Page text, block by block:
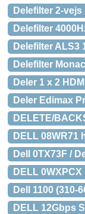
Delefilter 2-
Delefilter
Delefilter ALS3
Delefilter
Deler 1 x 2
Deler Edimax
DELETE/
DELL 08WR71
Dell 0TX73F /
DELL
Dell 1100 (310-
DELL 12Gbps